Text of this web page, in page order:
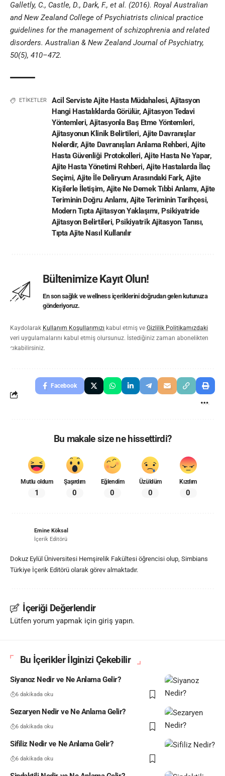
Galletly, C., Castle, D., Dark, F., et al. (2016). Royal Australian
and New Zealand College of Psychiatrists clinical practice
guidelines for the management of schizophrenia and related
disorders. Australian & New Zealand Journal of Psychiatry,
50(5), 410–472.
ETİKETLER Acil Serviste Ajite Hasta Müdahalesi,Ajitasyon
Hangi Hastalıklarda Görülür,Ajitasyon Tedavi
Yöntemleri,Ajitasyonla Baş Etme Yöntemleri,
Ajitasyonun Klinik Belirtileri, Ajite Davranışlar
Nelerdir,Ajite Davranışları Anlama Rehberi, Ajite
Hasta Güvenliği Protokolleri, Ajite Hasta Ne Yapar,
Ajite Hasta Yönetimi Rehberi, Ajite Hastalarda İlaç
Seçimi,Ajite İle Deliryum Arasındaki Fark,Ajite
Kişilerle İletişim, Ajite Ne Demek Tıbbi Anlamı,Ajite
Teriminin Doğru Anlamı, Ajite Teriminin Tarihçesi,
Modern Tıpta Ajitasyon Yaklaşımı, Psikiyatride
Ajitasyon Belirtileri, Psikiyatrik Ajitasyon Tanısı,
Tıpta Ajite Nasıl Kullanılır
Bültenimize Kayıt Olun!
En son sağlık ve wellness içeriklerini doğrudan gelen kutunuza
gönderiyoruz.
Kaydolarak Kullanım Koşullarımızı kabul etmiş ve Gizlilik Politikamızdaki
veri uygulamalarını kabul etmiş olursunuz. İstediğiniz zaman abonelikten
çıkabilirsiniz.
Facebook
Bu makale size ne hissettirdi?
Mutlu oldum
1
Şaşırdım
0
Eğlendim
0
Üzüldüm
0
Kızdım
0
Emine Köksal
İçerik Editörü
Dokuz Eylül Üniversitesi Hemşirelik Fakültesi öğrencisi olup, Simbians
Türkiye İçerik Editörü olarak görev almaktadır.
İçeriği Değerlendir
Lütfen yorum yapmak için giriş yapın.
Bu İçerikler İlginizi Çekebilir
Siyanoz Nedir ve Ne Anlama Gelir?
6 dakikada oku
Sezaryen Nedir ve Ne Anlama Gelir?
6 dakikada oku
Sifiliz Nedir ve Ne Anlama Gelir?
6 dakikada oku